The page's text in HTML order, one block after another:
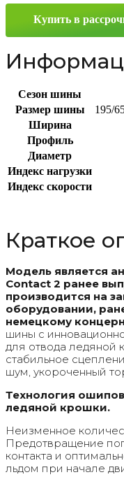
Купить в
Сезон шины
Размер шины
195/
Ширина
Профиль
Диаметр
Индекс нагрузки
Индекс скорости
Краткое
Модель является
Contact 2 ранее
производится на
оборудовании,
немецкому
шины с
для отвода ледяной
стабильное
шум, укороченный
Технология
ледяной крошки.
Неизменное
Предотвращение
контакта и
льдом при начале